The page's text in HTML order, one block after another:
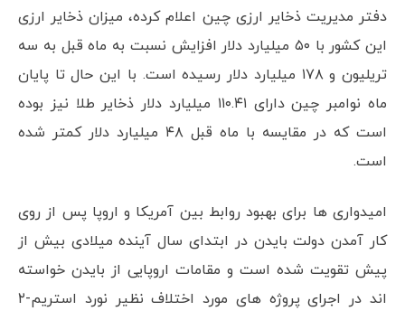
دفتر مدیریت ذخایر ارزی چین اعلام کرده، میزان ذخایر ارزی
این کشور با ۵۰ میلیارد دلار افزایش نسبت به ماه قبل به سه
تریلیون و ۱۷۸ میلیارد دلار رسیده است. با این حال تا پایان
ماه نوامبر چین دارای ۱۱۰.۴۱ میلیارد دلار ذخایر طلا نیز بوده
است که در مقایسه با ماه قبل ۴۸ میلیارد دلار کمتر شده
است.
امیدواری ها برای بهبود روابط بین آمریکا و اروپا پس از روی
کار آمدن دولت بایدن در ابتدای سال آینده میلادی بیش از
پیش تقویت شده است و مقامات اروپایی از بایدن خواسته
اند در اجرای پروژه های مورد اختلاف نظیر نورد استریم-۲